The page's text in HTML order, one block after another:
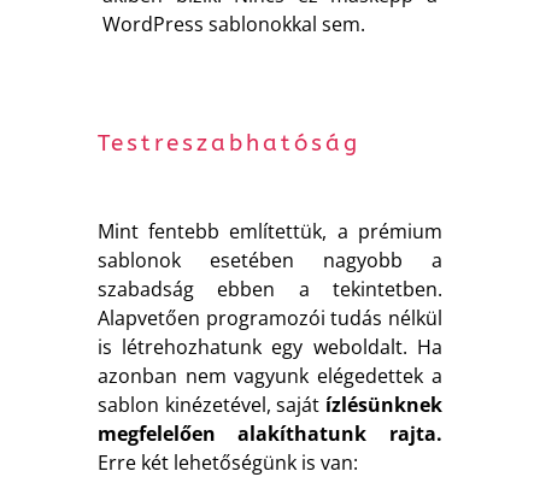
WordPress sablonokkal sem.
Testreszabhatóság
Mint fentebb említettük, a prémium
sablonok esetében nagyobb a
szabadság ebben a tekintetben.
Alapvetően programozói tudás nélkül
is létrehozhatunk egy weboldalt. Ha
azonban nem vagyunk elégedettek a
sablon kinézetével, saját ízlésünknek
megfelelően alakíthatunk rajta.
Erre két lehetőségünk is van: